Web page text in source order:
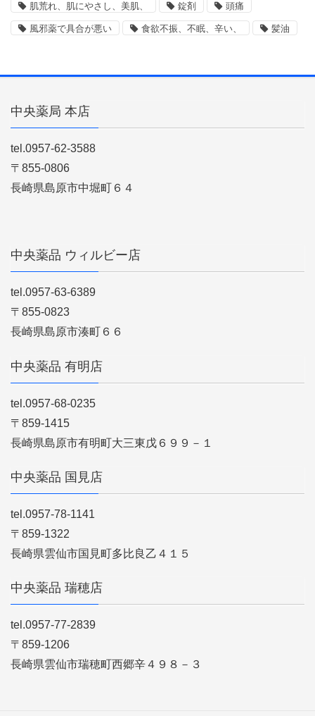
肌荒れ、肌にやさし、美肌、 錠剤 頭痛
風邪薬で具合が悪い 食欲不振、不眠、辛い、 髪油
中央薬局 本店
tel.0957-62-3588
〒855-0806
長崎県島原市中堀町６４
中央薬品 ウィルビー店
tel.0957-63-6389
〒855-0823
長崎県島原市湊町６６
中央薬品 有明店
tel.0957-68-0235
〒859-1415
長崎県島原市有明町大三東戊６９９－１
中央薬品 国見店
tel.0957-78-1141
〒859-1322
長崎県雲仙市国見町多比良乙４１５
中央薬品 瑞穂店
tel.0957-77-2839
〒859-1206
長崎県雲仙市瑞穂町西郷辛４９８－３